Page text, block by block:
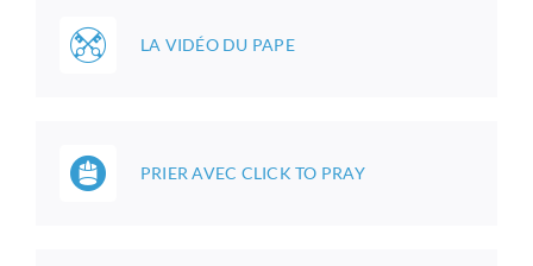
LA VIDÉO DU PAPE
PRIER AVEC CLICK TO PRAY